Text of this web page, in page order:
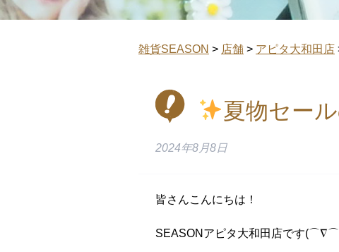
雑貨SEASON > 店舗 > アピタ大和田店
夏物セー
2024年8月8日
皆さんこんにちは！
SEASONアピタ大和田店です